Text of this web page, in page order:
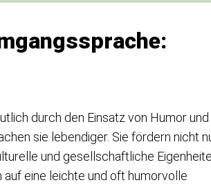
durch den Einsatz von Humor und
sie lebendiger. Sie fördern nicht
und gesellschaftliche
eine leichte und oft humorvolle